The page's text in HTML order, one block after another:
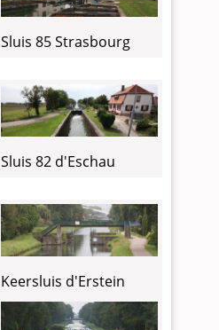
Sluis 85 Strasbourg
Sluis 82 d'Eschau
Keersluis d'Erstein